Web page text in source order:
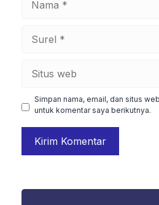
Simpan nama, email, dan situs
untuk komentar saya berikutnya.